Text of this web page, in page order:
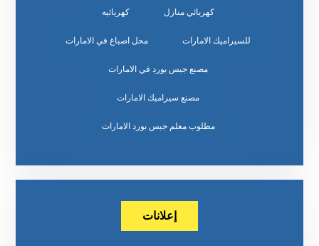
كهربائي منازل كهربائيه
للسيراميك الامارات محل اصباغ في الامارات
مصنع جبس بورد في الامارات
مصنع سيراميك الامارات
مطلوب معلم جبس بورد الامارات
إعلانات